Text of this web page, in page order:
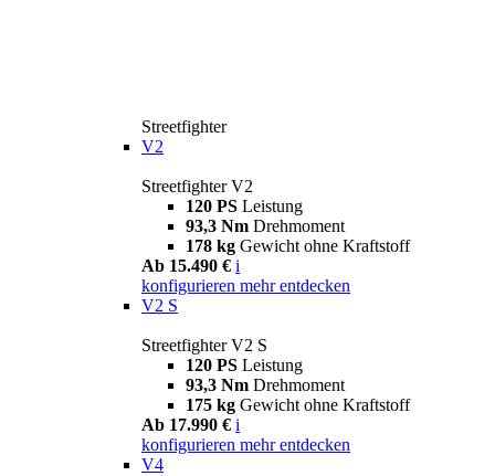
Streetfighter
V2
Streetfighter V2
120 PS Leistung
93,3 Nm Drehmoment
178 kg Gewicht ohne Kraftstoff
Ab 15.490 € i
konfigurieren mehr entdecken
V2 S
Streetfighter V2 S
120 PS Leistung
93,3 Nm Drehmoment
175 kg Gewicht ohne Kraftstoff
Ab 17.990 € i
konfigurieren mehr entdecken
V4